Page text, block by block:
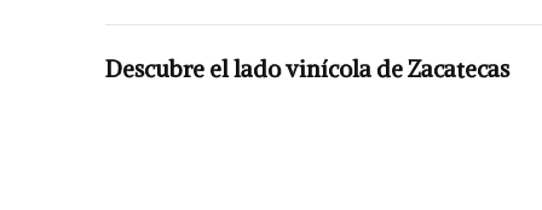
Descubre el lado vinícola de Zacatecas